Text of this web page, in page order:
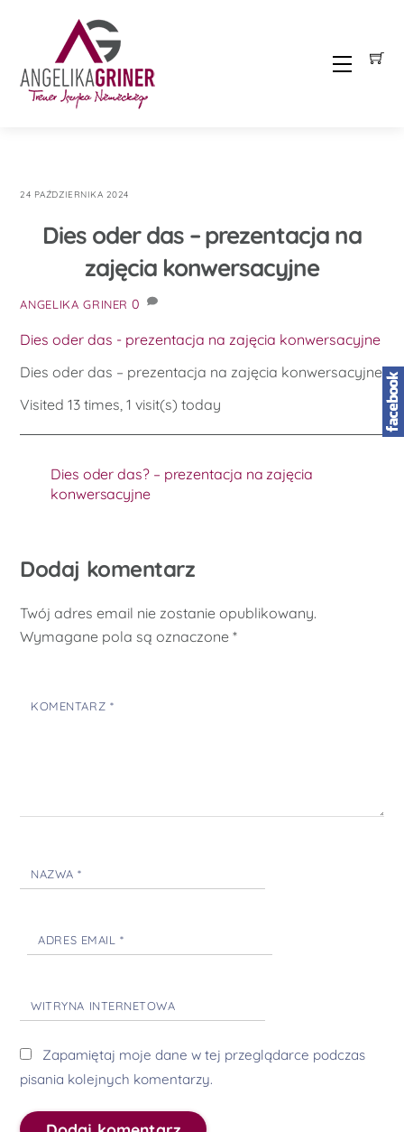
Menu
24 PAŹDZIERNIKA 2024
Dies oder das – prezentacja na
zajęcia konwersacyjne
ANGELIKA GRINER 0
Dies oder das - prezentacja na zajęcia konwersacyjne
Dies oder das – prezentacja na zajęcia konwersacyjne
Visited 13 times, 1 visit(s) today
Dies oder das? – prezentacja na zajęcia
konwersacyjne
Dodaj komentarz
Twój adres email nie zostanie opublikowany.
Wymagane pola są oznaczone*
KOMENTARZ *
NAZWA*
ADRES EMAIL *
WITRYNA INTERNETOWA
Zapamiętaj moje dane w tej przeglądarce podczas
pisania kolejnych komentarzy.